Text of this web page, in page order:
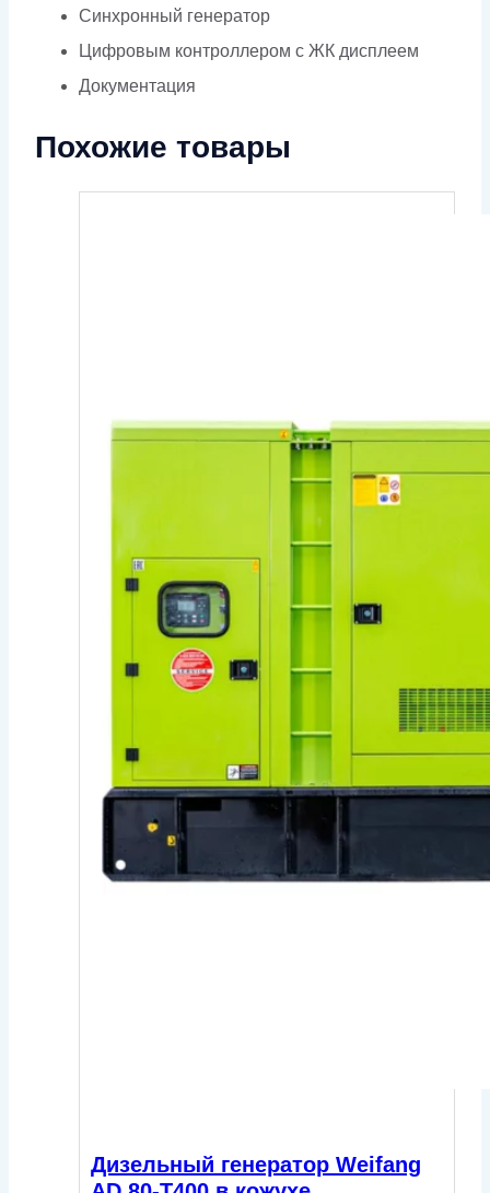
Синхронный генератор
Цифровым контроллером с ЖК дисплеем
Документация
Похожие товары
Дизельный генератор Weifang